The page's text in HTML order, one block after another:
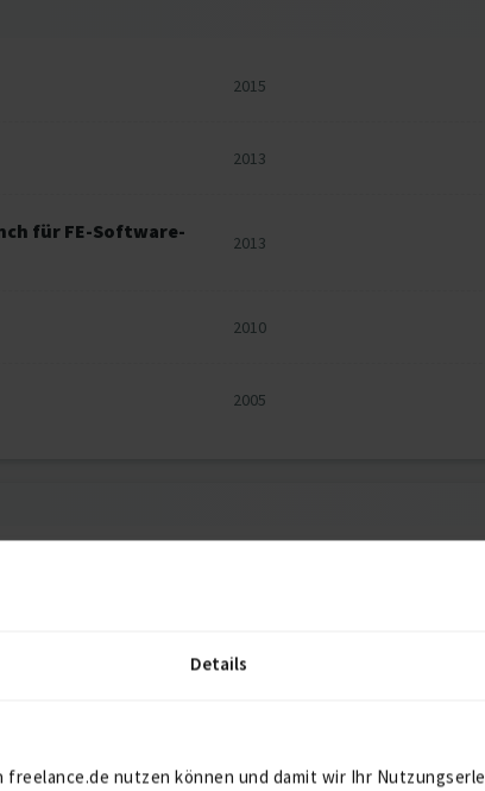
Details
freelance.de nutzen können und damit wir Ihr
2015
2013
für FE-Software-
2013
2010
2005